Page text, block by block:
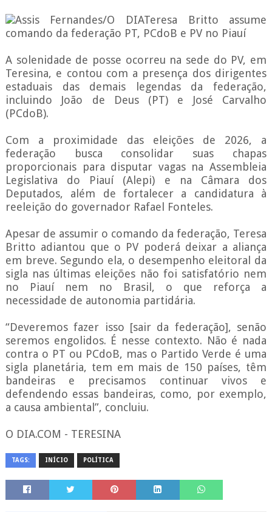
Assis Fernandes/O DIATeresa Britto assume
comando da federação PT, PCdoB e PV no Piauí
A solenidade de posse ocorreu na sede do PV, em
Teresina, e contou com a presença dos dirigentes
estaduais das demais legendas da federação,
incluindo João de Deus (PT) e José Carvalho
(PCdoB).
Com a proximidade das eleições de 2026, a
federação busca consolidar suas chapas
proporcionais para disputar vagas na Assembleia
Legislativa do Piauí (Alepi) e na Câmara dos
Deputados, além de fortalecer a candidatura à
reeleição do governador Rafael Fonteles.
Apesar de assumir o comando da federação, Teresa
Britto adiantou que o PV poderá deixar a aliança
em breve. Segundo ela, o desempenho eleitoral da
sigla nas últimas eleições não foi satisfatório nem
no Piauí nem no Brasil, o que reforça a
necessidade de autonomia partidária.
“Deveremos fazer isso [sair da federação], senão
seremos engolidos. É nesse contexto. Não é nada
contra o PT ou PCdoB, mas o Partido Verde é uma
sigla planetária, tem em mais de 150 países, têm
bandeiras e precisamos continuar vivos e
defendendo essas bandeiras, como, por exemplo,
a causa ambiental”, concluiu.
O DIA.COM - TERESINA
TAGS: INÍCIO POLÍTICA